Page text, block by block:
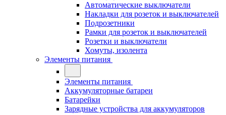
Автоматические выключатели
Накладки для розеток и выключателей
Подрозетники
Рамки для розеток и выключателей
Розетки и выключатели
Хомуты, изолента
Элементы питания
Элементы питания
Аккумуляторные батареи
Батарейки
Зарядные устройства для аккумуляторов